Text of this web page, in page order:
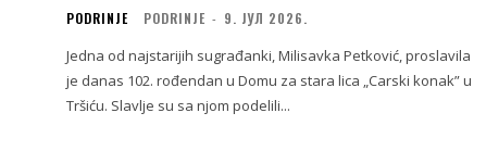
PODRINJE PODRINJE - 9. ЈУЛ 2026.
Jedna od najstarijih sugrađanki, Milisavka Petković, proslavila
je danas 102. rođendan u Domu za stara lica „Carski konak” u
Tršiću. Slavlje su sa njom podelili...